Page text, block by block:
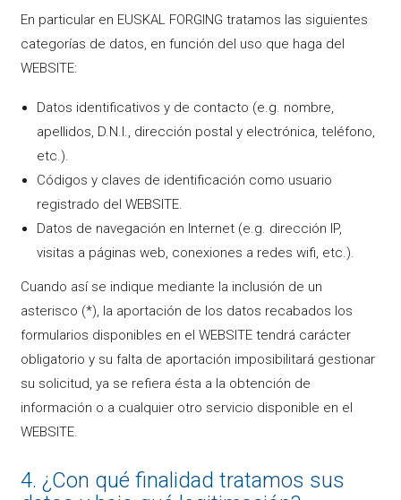
En particular en EUSKAL FORGING tratamos las siguientes
categorías de datos, en función del uso que haga del
WEBSITE:
Datos identificativos y de contacto (e.g. nombre,
apellidos, D.N.I., dirección postal y electrónica, teléfono,
etc.).
Códigos y claves de identificación como usuario
registrado del WEBSITE.
Datos de navegación en Internet (e.g. dirección IP,
visitas a páginas web, conexiones a redes wifi, etc.).
Cuando así se indique mediante la inclusión de un
asterisco (*), la aportación de los datos recabados los
formularios disponibles en el WEBSITE tendrá carácter
obligatorio y su falta de aportación imposibilitará gestionar
su solicitud, ya se refiera ésta a la obtención de
información o a cualquier otro servicio disponible en el
WEBSITE.
4. ¿Con qué finalidad tratamos sus